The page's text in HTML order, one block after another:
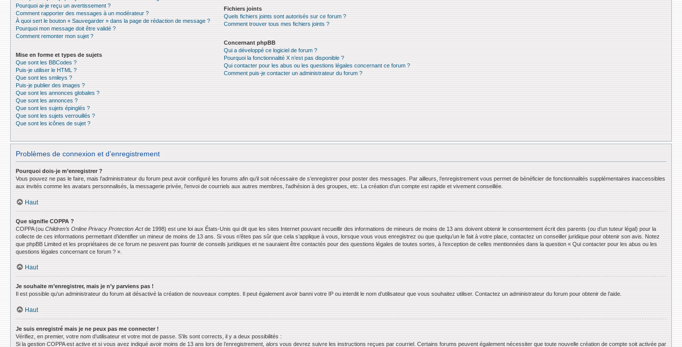
Pourquoi ai-je reçu un avertissement ?
Comment rapporter des messages à un modérateur ?
À quoi sert le bouton « Sauvegarder » dans la page de rédaction de message ?
Pourquoi mon message doit être validé ?
Comment remonter mon sujet ?
Mise en forme et types de sujets
Que sont les BBCodes ?
Puis-je utiliser le HTML ?
Que sont les smileys ?
Puis-je publier des images ?
Que sont les annonces globales ?
Que sont les annonces ?
Que sont les sujets épinglés ?
Que sont les sujets verrouillés ?
Que sont les icônes de sujet ?
Fichiers joints
Quels fichiers joints sont autorisés sur ce forum ?
Comment trouver tous mes fichiers joints ?
Concernant phpBB
Qui a développé ce logiciel de forum ?
Pourquoi la fonctionnalité X n’est pas disponible ?
Qui contacter pour les abus ou les questions légales concernant ce forum ?
Comment puis-je contacter un administrateur du forum ?
Problèmes de connexion et d’enregistrement
Pourquoi dois-je m’enregistrer ?
Vous pouvez ne pas le faire, mais l’administrateur du forum peut avoir configuré les forums afin qu’il soit nécessaire de s’enregistrer pour poster des messages. Par ailleurs, l’enregistrement vous permet de bénéficier de fonctionnalités supplémentaires inaccessibles
aux invités comme les avatars personnalisés, la messagerie privée, l’envoi de courriels aux autres membres, l’adhésion à des groupes, etc. La création d’un compte est rapide et vivement conseillée.
Haut
Que signifie COPPA ?
COPPA (ou Children’s Online Privacy Protection Actde 1998) est une loi aux États-Unis qui dit que les sites Internet pouvant recueillir des informations de mineurs de moins de 13 ans doivent obtenir le consentement écrit des parents (ou d’un tuteur légal) pour la
collecte de ces informations permettant d’identifier un mineur de moins de 13 ans. Si vous n’êtes pas sûr que cela s’applique à vous, lorsque vous vous enregistrez ou que quelqu’un le fait à votre place, contactez un conseiller juridique pour obtenir son avis. Notez
que phpBB Limited et les propriétaires de ce forum ne peuvent pas fournir de conseils juridiques et ne sauraient être contactés pour des questions légales de toutes sortes, à l’exception de celles mentionnées dans la question « Qui contacter pour les abus ou les
questions légales concernant ce forum ? ».
Haut
Je souhaite m’enregistrer, mais je n’y parviens pas !
Il est possible qu’un administrateur du forum ait désactivé la création de nouveaux comptes. Il peut également avoir banni votre IP ou interdit le nom d’utilisateur que vous souhaitez utiliser. Contactez un administrateur du forum pour obtenir de l’aide.
Haut
Je suis enregistré mais je ne peux pas me connecter !
Vérifiez, en premier, votre nom d’utilisateur et votre mot de passe. S’ils sont corrects, il y a deux possibilités :
Si la gestion COPPA est active et si vous avez indiqué avoir moins de 13 ans lors de l’enregistrement, alors vous devrez suivre les instructions reçues par courriel. Certains forums peuvent également nécessiter que toute nouvelle création de compte soit activée par